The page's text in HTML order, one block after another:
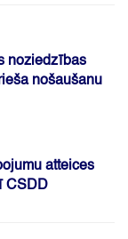
noziedzības
nošaušanu
atteices
CSDD